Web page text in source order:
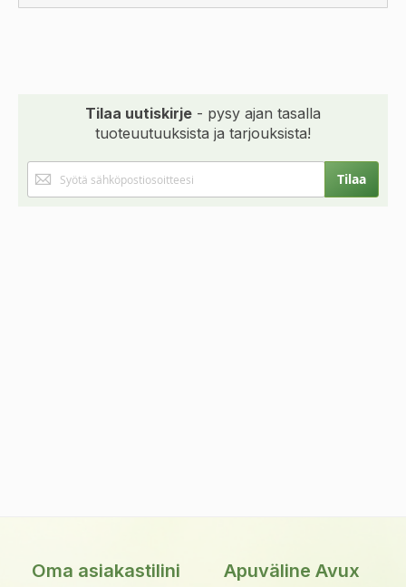
Tilaa uutiskirje - pysy ajan tasalla
tuoteuutuuksista ja tarjouksista!
uutiskirjeemme:
Tilaa
Oma asiakastilini Apuväline Avux